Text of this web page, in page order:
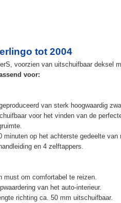
tot 2004
voorzien van uitschuifbaar deksel
voor:
van sterk hoogwaardig
voor het vinden van de
minuten op het achterste gedeelte
en 4 zelftappers.
must om comfortabel te reizen.
van het auto-interieur.
richting ca. 50 mm uitschuifbaar.